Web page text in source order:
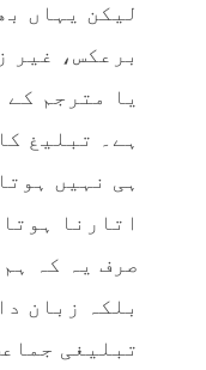
لیکن یہاں
برعکس، غیر
یا مترجم
ہے۔ تبلیغ
ہی نہیں
اتارنا
صرف یہ کہ
بلکہ زبان
تبلیغی